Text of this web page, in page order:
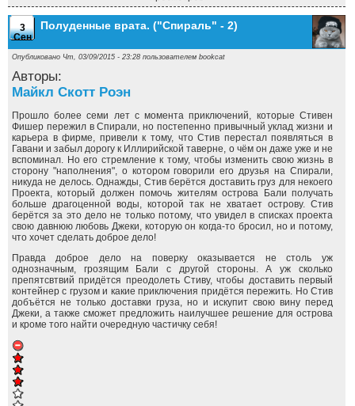
3
Сен
Полуденные врата. ("Спираль" - 2)
Опубликовано Чт, 03/09/2015 - 23:28 пользователем bookcat
Авторы:
Майкл Скотт Роэн
Прошло более семи лет с момента приключений, которые Стивен
Фишер пережил в Спирали, но постепенно привычный уклад жизни и
карьера в фирме, привели к тому, что Стив перестал появляться в
Гавани и забыл дорогу к Иллирийской таверне, о чём он даже уже и не
вспоминал. Но его стремление к тому, чтобы изменить свою жизнь в
сторону "наполнения", о котором говорили его друзья на Спирали,
никуда не делось. Однажды, Стив берётся доставить груз для некоего
Проекта, который должен помочь жителям острова Бали получать
больше драгоценной воды, которой так не хватает острову. Стив
берётся за это дело не только потому, что увидел в списках проекта
свою давнюю любовь Джеки, которую он когда-то бросил, но и потому,
что хочет сделать доброе дело!
Правда доброе дело на поверку оказывается не столь уж
однозначным, грозящим Бали с другой стороны. А уж сколько
препятсвтвий придётся преодолеть Стиву, чтобы доставить первый
контейнер с грузом и какие приключения придётся пережить. Но Стив
добъётся не только доставки груза, но и искупит свою вину перед
Джеки, а также сможет предложить наилучшее решение для острова
и кроме того найти очередную частичку себя!